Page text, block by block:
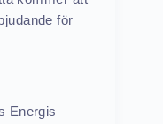
för
Energis